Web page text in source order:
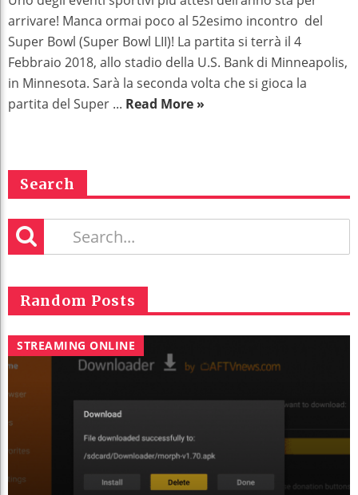
arrivare! Manca ormai poco al 52esimo incontro del
Super Bowl (Super Bowl LII)! La partita si terrà il 4
Febbraio 2018, allo stadio della U.S. Bank di Minneapolis,
in Minnesota. Sarà la seconda volta che si gioca la
partita del Super ... Read More »
Search
Random Posts
STREAMING ONLINE